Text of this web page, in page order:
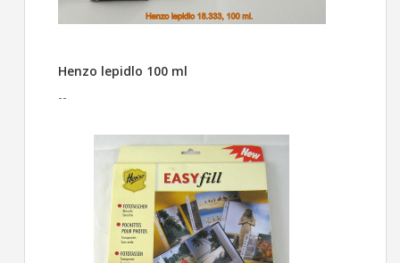
Henzo lepidlo 100 ml
--